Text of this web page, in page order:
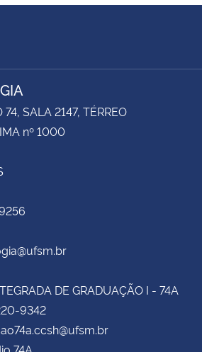
74, SALA 2147, TÉRREO
nº 1000
DE GRADUAÇÃO I - 74A
9342
74A